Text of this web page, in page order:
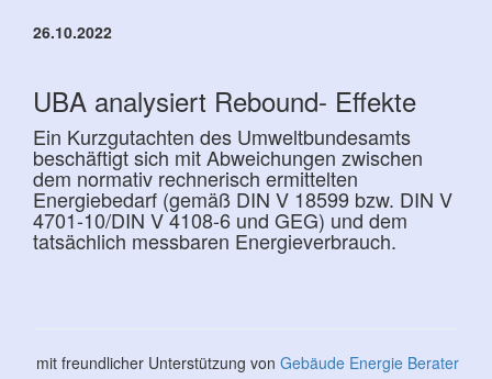
26.10.2022
UBA analysiert Rebound- Effekte
Ein Kurzgutachten des Umweltbundesamts
beschäftigt sich mit Abweichungen zwischen
dem normativ rechnerisch ermittelten
Energiebedarf (gemäß DIN V 18599 bzw. DIN V
4701-10/DIN V 4108-6 und GEG) und dem
tatsächlich messbaren Energieverbrauch.
mit freundlicher Unterstützung von Gebäude Energie Berater